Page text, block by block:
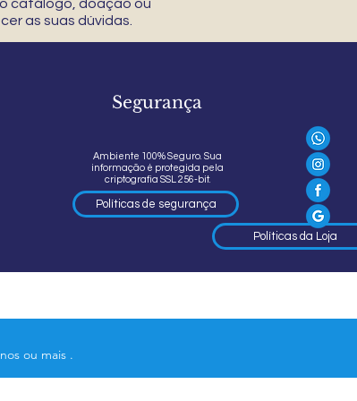
catálogo, doação ou
as suas dúvidas.
Segurança
Ambiente 100% Seguro. Sua
informação é protegida pela
criptografia SSL 256-bit.
Políticas de segurança
Políticas da Loja
ou mais .